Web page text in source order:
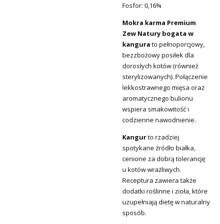
Fosfor: 0,16%
Mokra karma Premium
Zew Natury bogata w
kangura to pełnoporcjowy,
bezzbożowy posiłek dla
dorosłych kotów (również
sterylizowanych). Połączenie
lekkostrawnego mięsa oraz
aromatycznego bulionu
wspiera smakowitość i
codzienne nawodnienie.
Kangurto rzadziej
spotykane źródło białka,
cenione za dobrą tolerancję
u kotów wrażliwych.
Receptura zawiera także
dodatki roślinne i zioła, które
uzupełniają dietę w naturalny
sposób.